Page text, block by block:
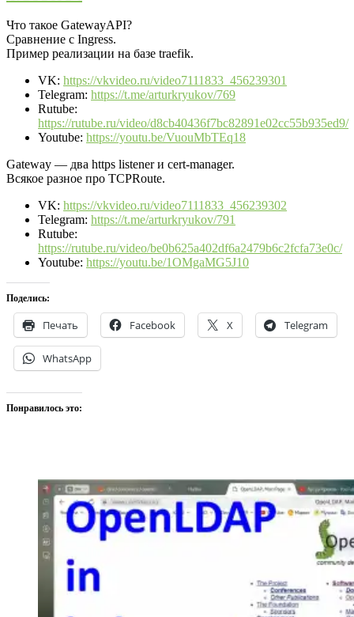
Что такое GatewayAPI?
Сравнение с Ingress.
Пример реализации на базе traefik.
VK: https://vkvideo.ru/video7111833_456239301
Telegram: https://t.me/arturkryukov/769
Rutube:
https://rutube.ru/video/d8cb40436f7bc82891e02cc55b935ed9/
Youtube: https://youtu.be/VuouMbTEq18
Gateway — два https listener и cert-manager.
Всякое разное про TCPRoute.
VK: https://vkvideo.ru/video7111833_456239302
Telegram: https://t.me/arturkryukov/791
Rutube:
https://rutube.ru/video/be0b625a402df6a2479b6c2fcfa73e0c/
Youtube: https://youtu.be/1OMgaMG5J10
Поделись:
Печать Facebook X Telegram
WhatsApp
Понравилось это: